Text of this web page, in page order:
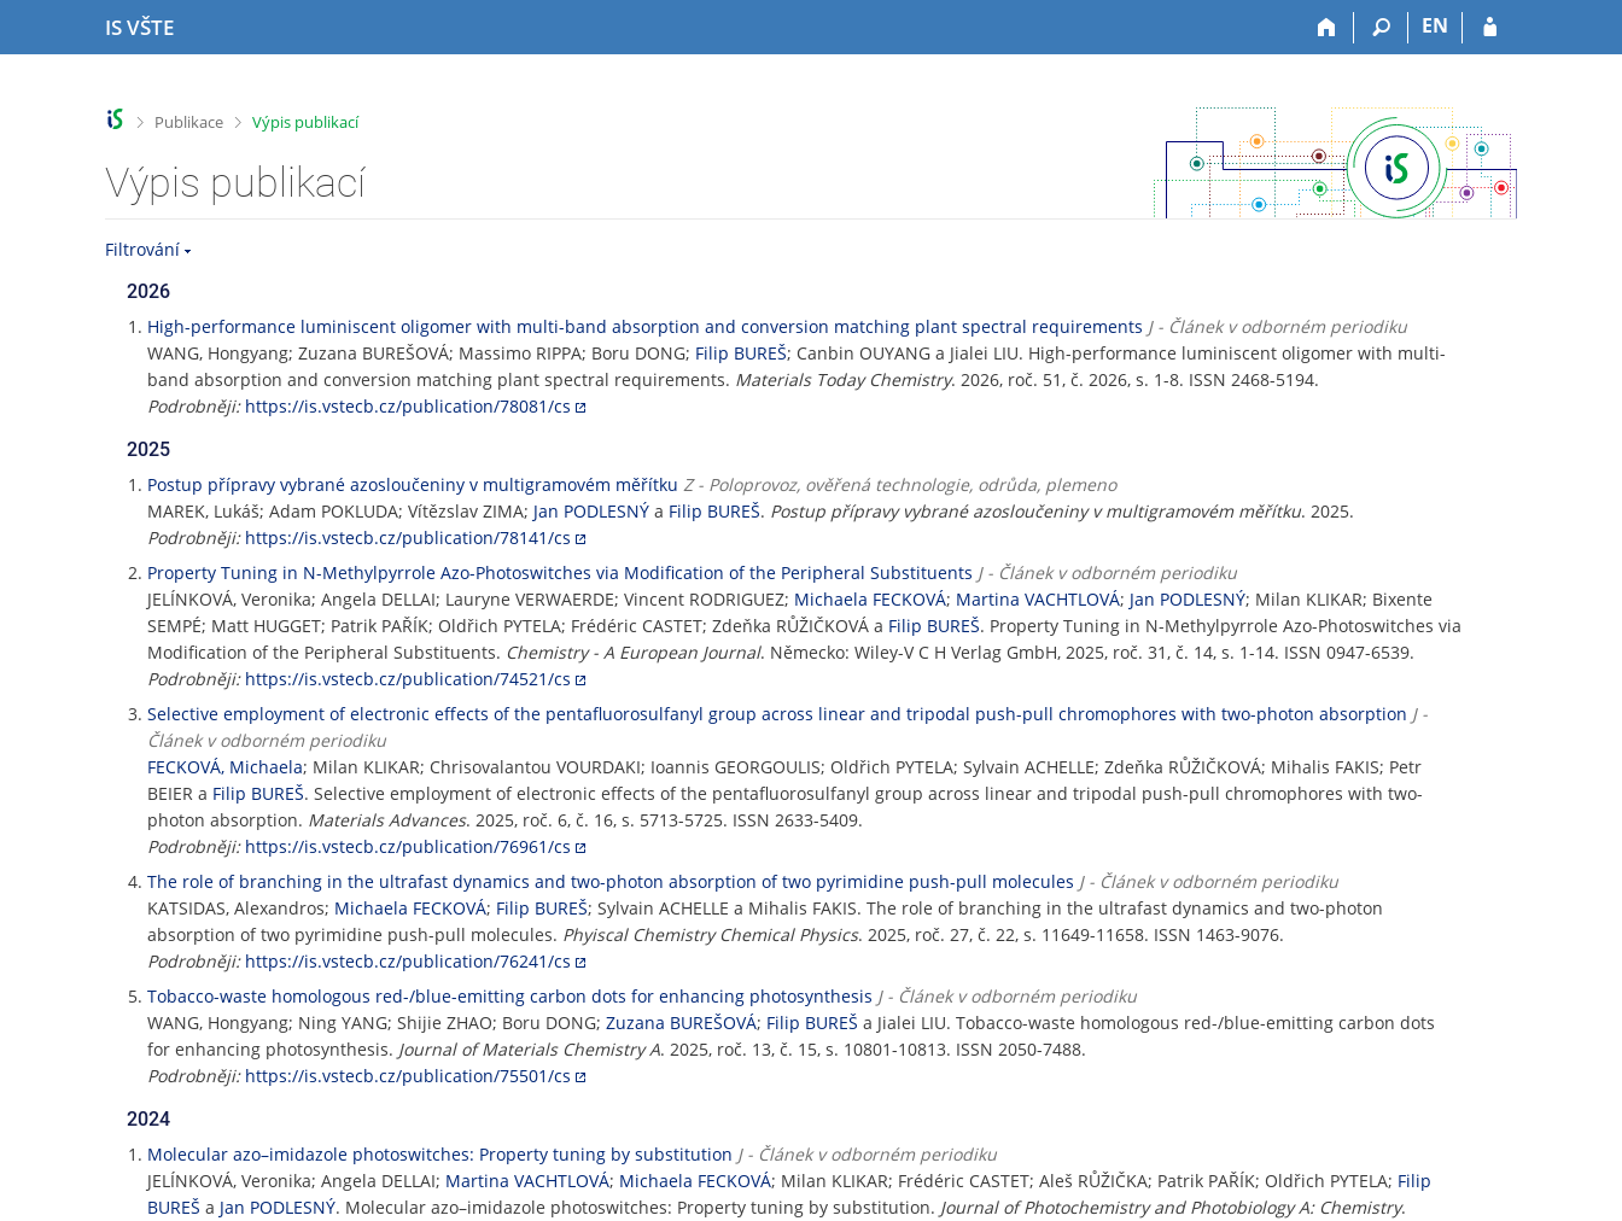
IS VŠTE EN
>Publikace >
Výpis publikací
Výpis publikací
Filtrování
2026
High-performance luminiscent oligomer with multi-band absorption and conversion matching plant spectral requirements J - Článek v odborném periodiku
WANG, Hongyang; Zuzana BUREŠOVÁ; Massimo RIPPA; Boru DONG; Filip BUREŠ; Canbin OUYANG a Jialei LIU. High-performance luminiscent oligomer with multi-
band absorption and conversion matching plant spectral requirements. Materials Today Chemistry. 2026, roč. 51, č. 2026, s. 1-8. ISSN 2468-5194.
Podrobněji: https://is.vstecb.cz/publication/78081/cs
2025
Postup přípravy vybrané azosloučeniny v multigramovém měřítku Z - Poloprovoz, ověřená technologie, odrůda, plemeno
MAREK, Lukáš; Adam POKLUDA; Vítězslav ZIMA; Jan PODLESNÝ a Filip BUREŠ. Postup přípravy vybrané azosloučeniny v multigramovém měřítku. 2025.
Podrobněji: https://is.vstecb.cz/publication/78141/cs
Property Tuning in N-Methylpyrrole Azo-Photoswitches via Modification of the Peripheral Substituents J - Článek v odborném periodiku
JELÍNKOVÁ, Veronika; Angela DELLAI; Lauryne VERWAERDE; Vincent RODRIGUEZ; Michaela FECKOVÁ; Martina VACHTLOVÁ; Jan PODLESNÝ; Milan KLIKAR; Bixente
SEMPÉ; Matt HUGGET; Patrik PAŘÍK; Oldřich PYTELA; Frédéric CASTET; Zdeňka RŮŽIČKOVÁ a Filip BUREŠ. Property Tuning in N-Methylpyrrole Azo-Photoswitches via
Modification of the Peripheral Substituents. Chemistry - A European Journal. Německo: Wiley-V C H Verlag GmbH, 2025, roč. 31, č. 14, s. 1-14. ISSN 0947-6539.
Podrobněji: https://is.vstecb.cz/publication/74521/cs
Selective employment of electronic effects of the pentafluorosulfanyl group across linear and tripodal push-pull chromophores with two-photon absorption J -
Článek v odborném periodiku
FECKOVÁ, Michaela; Milan KLIKAR; Chrisovalantou VOURDAKI; Ioannis GEORGOULIS; Oldřich PYTELA; Sylvain ACHELLE; Zdeňka RŮŽIČKOVÁ; Mihalis FAKIS; Petr
BEIER a Filip BUREŠ. Selective employment of electronic effects of the pentafluorosulfanyl group across linear and tripodal push-pull chromophores with two-
photon absorption. Materials Advances. 2025, roč. 6, č. 16, s. 5713-5725. ISSN 2633-5409.
Podrobněji: https://is.vstecb.cz/publication/76961/cs
The role of branching in the ultrafast dynamics and two-photon absorption of two pyrimidine push-pull molecules J - Článek v odborném periodiku
KATSIDAS, Alexandros; Michaela FECKOVÁ; Filip BUREŠ; Sylvain ACHELLE a Mihalis FAKIS. The role of branching in the ultrafast dynamics and two-photon
absorption of two pyrimidine push-pull molecules. Phyiscal Chemistry Chemical Physics. 2025, roč. 27, č. 22, s. 11649-11658. ISSN 1463-9076.
Podrobněji: https://is.vstecb.cz/publication/76241/cs
Tobacco-waste homologous red-/blue-emitting carbon dots for enhancing photosynthesis J - Článek v odborném periodiku
WANG, Hongyang; Ning YANG; Shijie ZHAO; Boru DONG; Zuzana BUREŠOVÁ; Filip BUREŠ a Jialei LIU. Tobacco-waste homologous red-/blue-emitting carbon dots
for enhancing photosynthesis. Journal of Materials Chemistry A. 2025, roč. 13, č. 15, s. 10801-10813. ISSN 2050-7488.
Podrobněji: https://is.vstecb.cz/publication/75501/cs
2024
Molecular azo–imidazole photoswitches: Property tuning by substitution J - Článek v odborném periodiku
JELÍNKOVÁ, Veronika; Angela DELLAI; Martina VACHTLOVÁ; Michaela FECKOVÁ; Milan KLIKAR; Frédéric CASTET; Aleš RŮŽIČKA; Patrik PAŘÍK; Oldřich PYTELA; Filip
BUREŠ a Jan PODLESNÝ. Molecular azo–imidazole photoswitches: Property tuning by substitution. Journal of Photochemistry and Photobiology A: Chemistry.